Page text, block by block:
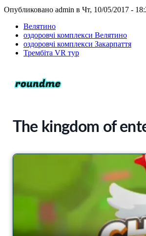
Опубликовано admin в Чт, 10/05/2017 -
Велятино
оздоровчі комплекси Велятино
оздоровчі комплекси Закарпаття
Трембіта VR тур